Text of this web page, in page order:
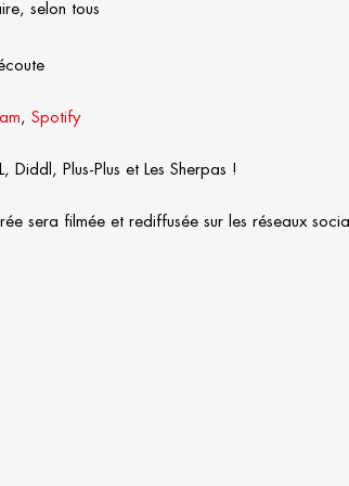
selon tous
, Spotify
Plus-Plus et Les Sherpas !
sera filmée et rediffusée sur les réseaux